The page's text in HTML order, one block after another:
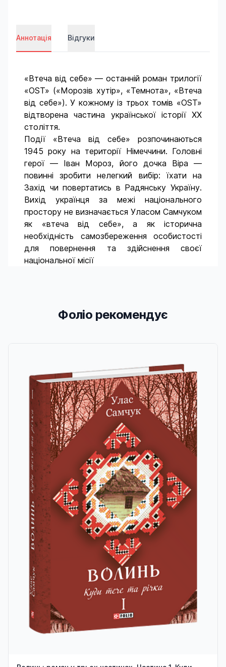
Аннотація Відгуки
«Втеча від себе» — останній роман трилогії
«ОST» («Морозів хутір», «Темнота», «Втеча
від себе»). У кожному із трьох томів «OST»
відтворена частина української історії ХХ
століття.
Події «Втеча від себе» розпочинаються
1945 року на території Німеччини. Головні
герої — Іван Мороз, його дочка Віра —
повинні зробити нелегкий вибір: їхати на
Захід чи повертатись в Радянську Україну.
Вихід українця за межі національного
простору не визначається Уласом Самчуком
як «втеча від себе», а як історична
необхідність самозбереження особистості
для повернення та здійснення своєї
національної місії
Фоліо рекомендує